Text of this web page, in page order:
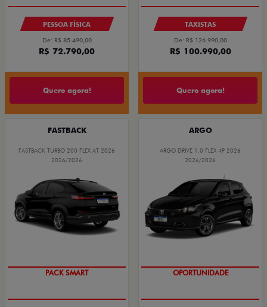
PESSOA FÍSICA
De: R$ 85.490,00
R$ 72.790,00
Quero agora!
TAXISTAS
De: R$ 126.990,00
R$ 100.990,00
Quero agora!
FASTBACK
FASTBACK TURBO 200 FLEX AT 2026
2026/2026
PACK SMART
ARGO
ARGO DRIVE 1.0 FLEX 4P 2026
2026/2026
OPORTUNIDADE